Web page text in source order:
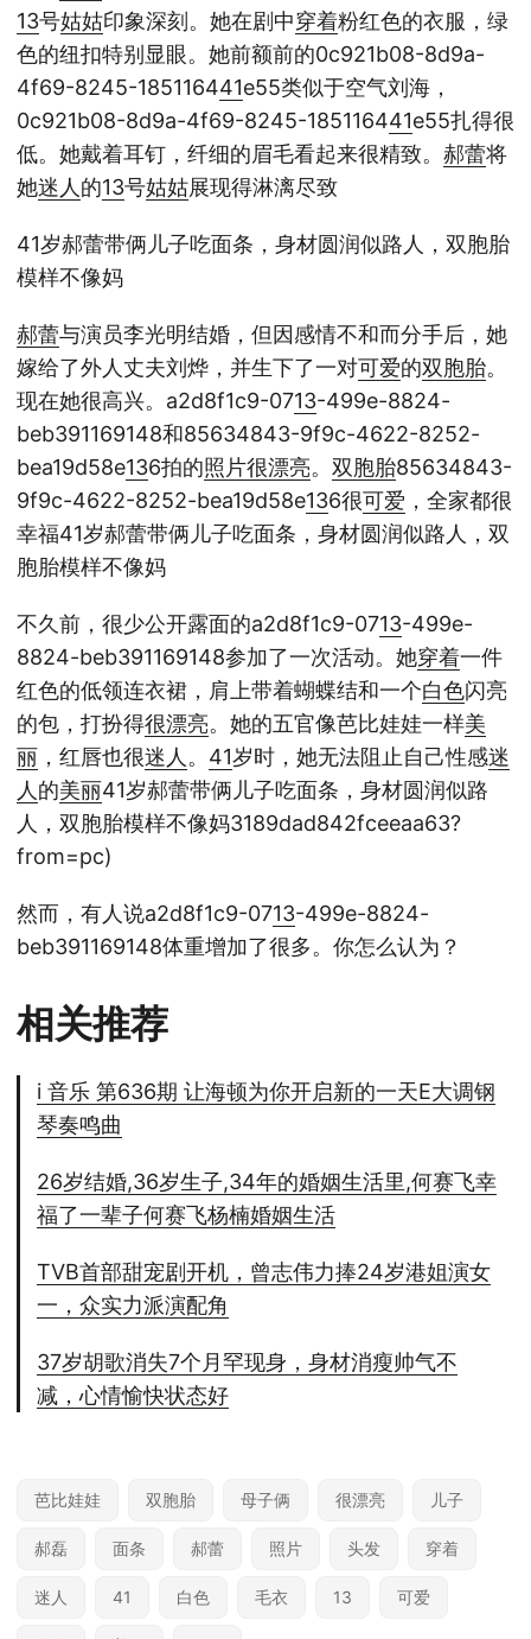
13号姑姑印象深刻。她在剧中穿着粉红色的衣服，绿
色的纽扣特别显眼。她前额前的0c921b08-8d9a-
4f69-8245-185116441e55类似于空气刘海，
0c921b08-8d9a-4f69-8245-185116441e55扎得很
低。她戴着耳钉，纤细的眉毛看起来很精致。 郝蕾将
她迷人的13号姑姑展现得淋漓尽致
41岁郝蕾带俩儿子吃面条，身材圆润似路人，双胞胎
模样不像妈
郝蕾与演员李光明结婚，但因感情不和而分手后，她
嫁给了外人丈夫刘烨，并生下了一对可爱的双胞胎。
现在她很高兴。a2d8f1c9-0713-499e-8824-
beb391169148和85634843-9f9c-4622-8252-
bea19d58e136拍的照片很漂亮。 双胞胎85634843-
9f9c-4622-8252-bea19d58e136很可爱 ，全家都很
幸福41岁郝蕾带俩儿子吃面条，身材圆润似路人，双
胞胎模样不像妈
不久前，很少公开露面的a2d8f1c9-0713-499e-
8824-beb391169148参加了一次活动。她穿着一件
红色的低领连衣裙，肩上带着蝴蝶结和一个白色闪亮
的包，打扮得很漂亮。她的五官像芭比娃娃一样美
丽 ，红唇也很迷人。 41岁时，她无法阻止自己性感迷
人的美丽41岁郝蕾带俩儿子吃面条，身材圆润似路
人，双胞胎模样不像妈3189dad842fceeaa63?
from=pc)
然而，有人说a2d8f1c9-0713-499e-8824-
beb391169148体重增加了很多。你怎么认为？
相关推荐
i 音乐 第636期 让海顿为你开启新的一天E大调钢
琴奏鸣曲
26岁结婚,36岁生子,34年的婚姻生活里,何赛飞幸
福了一辈子何赛飞杨楠婚姻生活
TVB首部甜宠剧开机，曾志伟力捧24岁港姐演女
一，众实力派演配角
37岁胡歌消失7个月罕现身，身材消瘦帅气不
减，心情愉快状态好
芭比娃娃 双胞胎 母子俩 很漂亮 儿子
郝磊 面条 郝蕾 照片 头发 穿着
迷人 41 白色 毛衣 13 可爱